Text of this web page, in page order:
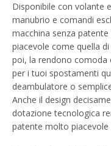
Disponibile con volante
manubrio e comandi
macchina senza
piacevole come quella
poi, la rendono comoda
per i tuoi spostamenti
deambulatore o
Anche il design
dotazione tecnologica
patente molto piacevole